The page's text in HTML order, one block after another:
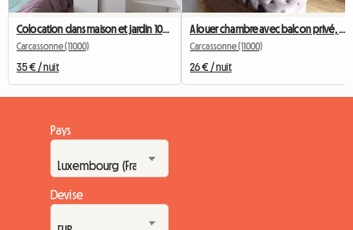
Colocation dans maison et jardin 100mm2
Carcassonne (11000)
35 € / nuit
Carcassonne (11000)
26 € / nuit
Pays
Devise